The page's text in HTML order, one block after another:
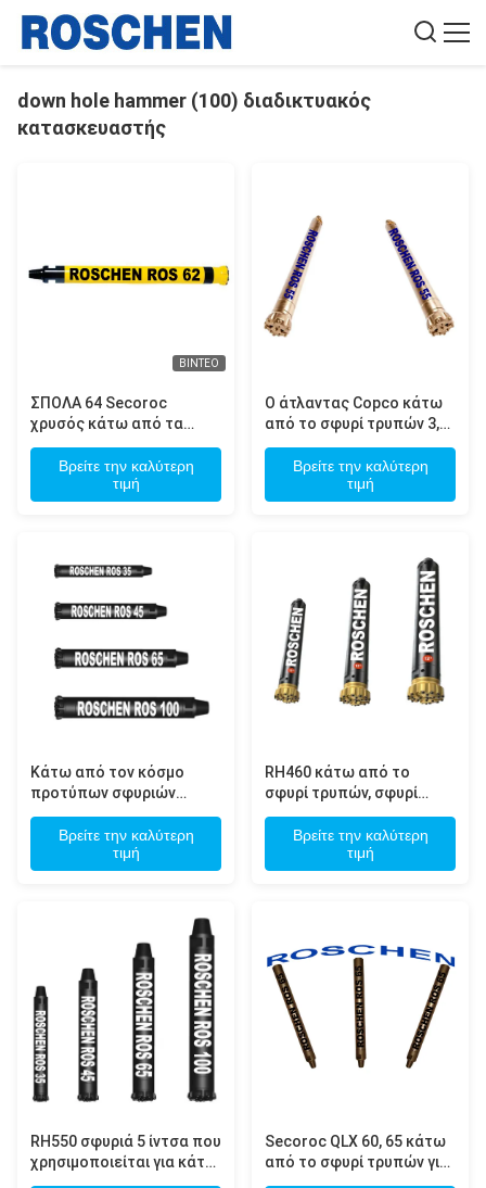
down hole hammer (100) διαδικτυακός
κατασκευαστής
ΒΊΝΤΕΟ
ΣΠΟΛΑ 64 Secoroc
χρυσός κάτω από τα
σφυριά Copco Secoroc
DTH ατλάντων σφυριών
τρυπών για τη διάτρηση
φρεατίων νερού
Βρείτε την καλύτερη
τιμή
Ο άτλαντας Copco κάτω
από το σφυρί τρυπών 3,5
ίντσα συνδυάζει τη υψηλή
δύναμη και την ταχύτητα
με τη μικρή κατανάλωση
καυσίμων για τη διάτρηση
Βρείτε την καλύτερη
τιμή
Κάτω από τον κόσμο
προτύπων σφυριών
RH350 RH460 RH550
τρυπών που οδηγεί 3» 4»
5» σειρές σφυριών
Βρείτε την καλύτερη
τιμή
RH460 κάτω από το
σφυρί τρυπών, σφυρί
RH460 4» DTH για τη
διάτρηση αξιοπιστίας
Βρείτε την καλύτερη
τιμή
RH550 σφυριά 5 ίντσα που
χρησιμοποιείται για κάτω
από τη μεταλλεία χαλκού
Secoroc QLX 60, 65 κάτω
από το σφυρί τρυπών για
το φρεάτιο νερού και τη